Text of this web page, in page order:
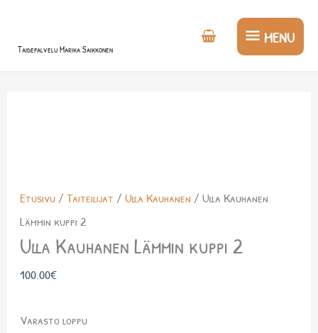
Taidepalvelu Marika Saikkonen
MENU
MENU
Etusivu/ Taiteilijat / Ulla Kauhanen / Ulla Kauhanen
Lämmin kuppi 2
Ulla Kauhanen Lämmin kuppi 2
100.00€
Varasto loppu